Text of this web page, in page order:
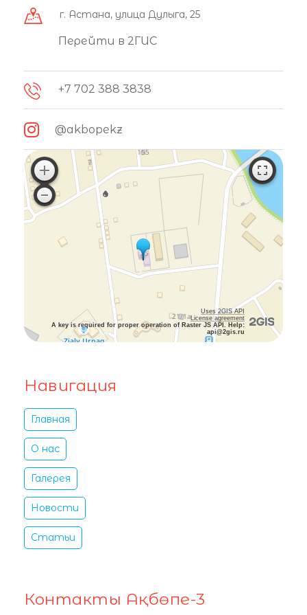
г. Астана, улица Дулыга, 25
Перейти в 2ГИС
+7 702 388 3838
@akbopekz
Uses 2GIS API
License agreement
A key is required for proper operation of Raster JS API. Help:
api@2gis.ru
Навигация
Главная
О нас
Галерея
Новости
Статьи
Контакты Ақбөпе-3